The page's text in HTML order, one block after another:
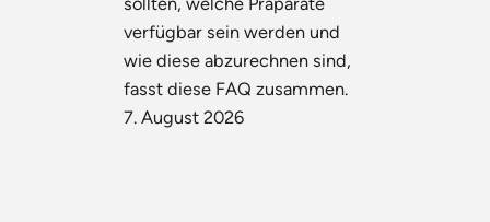
verfügbar sein werden und
wie diese abzurechnen sind,
fasst diese FAQ zusammen.
7. August 2026